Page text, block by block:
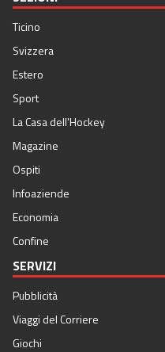
Ticino
Svizzera
Estero
Sport
La Casa dell'Hockey
Magazine
Ospiti
Infoaziende
Economia
Confine
SERVIZI
Pubblicità
Viaggi del Corriere
Giochi